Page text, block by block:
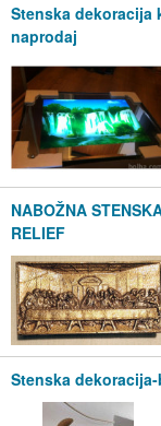
Stenska dekoracija
naprodaj
NABOŽNA
RELIEF
Stenska